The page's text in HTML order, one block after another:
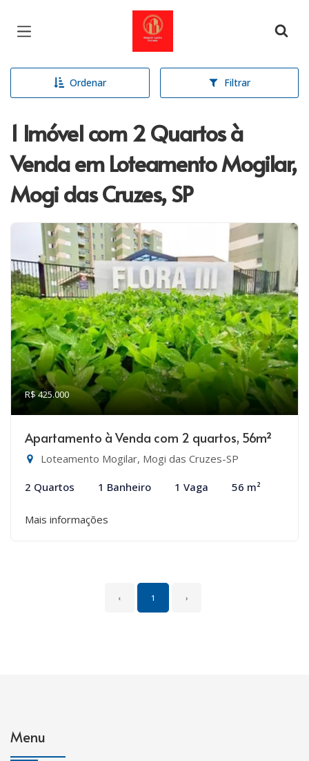
Página inicial
Ordenar Filtrar
1 Imóvel com 2 Quartos à
Venda em Loteamento Mogilar,
Mogi das Cruzes, SP
R$ 425.000
Apartamento à Venda com 2 quartos, 56m²
Loteamento Mogilar, Mogi das Cruzes-SP
2 Quartos 1 Banheiro 1 Vaga 56 m²
Mais informações
‹ 1 ›
Menu